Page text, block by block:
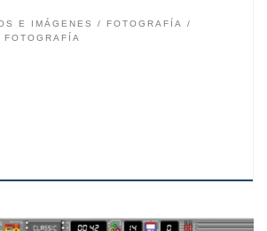
E IMÁGENES
FOTOGRAFÍA
FOTOGRAFÍA